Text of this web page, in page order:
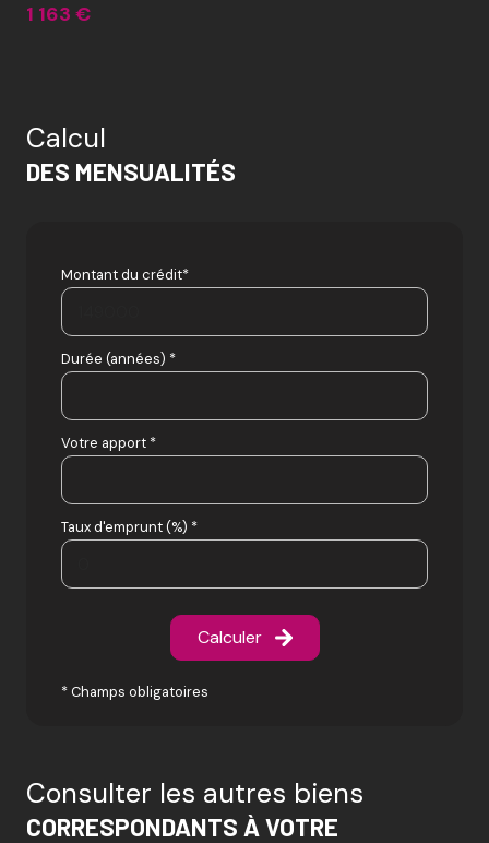
1 163 €
Calcul
DES MENSUALITÉS
Montant du crédit*
Durée (années) *
Votre apport *
Taux d'emprunt (%) *
Calculer
* Champs obligatoires
Consulter les autres biens
CORRESPONDANTS À VOTRE